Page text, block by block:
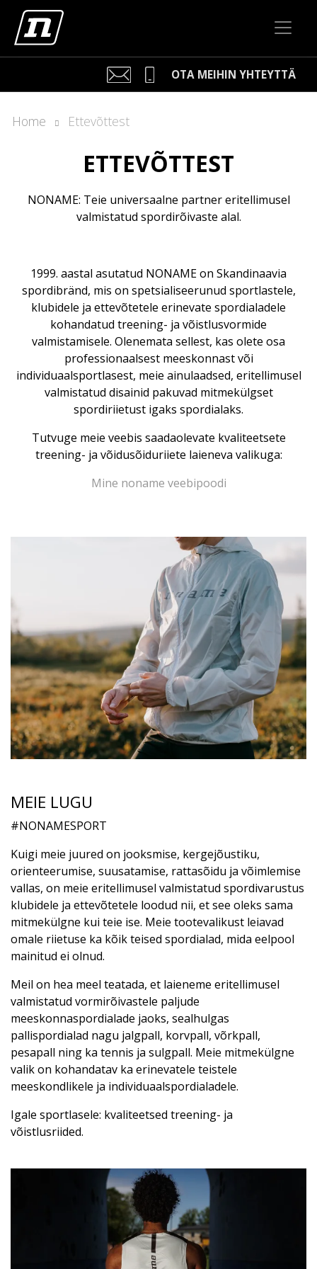
OTA MEIHIN YHTEYTTÄ
Kari Arponen
kari.arponen@nonamesport.com
+358 40 5527 988
Samu Laine
Myyntipäällikkö
samu@nonamesport.com
Home Ettevõttest
ETTEVÕTTEST
NONAME: Teie universaalne partner eritellimusel
valmistatud spordirõivaste alal.
1999. aastal asutatud NONAME on Skandinaavia
spordibränd, mis on spetsialiseerunud sportlastele,
klubidele ja ettevõtetele erinevate spordialadele
kohandatud treening- ja võistlusvormide
valmistamisele. Olenemata sellest, kas olete osa
professionaalsest meeskonnast või
individuaalsportlasest, meie ainulaadsed, eritellimusel
valmistatud disainid pakuvad mitmekülgset
spordiriietust igaks spordialaks.
Tutvuge meie veebis saadaolevate kvaliteetsete
treening- ja võidusõiduriiete laieneva valikuga:
Mine noname veebipoodi
MEIE LUGU
#NONAMESPORT
Kuigi meie juured on jooksmise, kergejõustiku,
orienteerumise, suusatamise, rattasõidu ja võimlemise
vallas, on meie eritellimusel valmistatud spordivarustus
klubidele ja ettevõtetele loodud nii, et see oleks sama
mitmekülgne kui teie ise. Meie tootevalikust leiavad
omale riietuse ka kõik teised spordialad, mida eelpool
mainitud ei olnud.
Meil on hea meel teatada, et laieneme eritellimusel
valmistatud vormirõivastele paljude
meeskonnaspordialade jaoks, sealhulgas
pallispordialad nagu jalgpall, korvpall, võrkpall,
pesapall ning ka tennis ja sulgpall. Meie mitmekülgne
valik on kohandatav ka erinevatele teistele
meeskondlikele ja individuaalspordialadele.
Igale sportlasele: kvaliteetsed treening- ja
võistlusriided.